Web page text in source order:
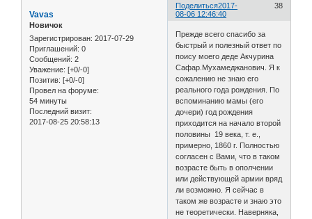
Поделиться 38
2017-
08-06 12:46:40
Vavas
Новичок
Зарегистрирован: 2017-07-29
Приглашений: 0
Сообщений: 2
Уважение: [+0/-0]
Позитив: [+0/-0]
Провел на форуме:
54 минуты
Последний визит:
2017-08-25 20:58:13
Прежде всего спасибо за
быстрый и полезный ответ по
поису моего деде Акчурина
Сафар.Мухамеджанович. Я к
сожалению не знаю его
реального года рождения. По
вспоминанию мамы (его
дочери) год рождения
приходится на начало второй
половины 19 века, т. е.,
примерно, 1860 г. Полностью
согласен с Вами, что в таком
возрасте быть в ополчении
или действующей армии вряд
ли возможно. Я сейчас в
таком же возрасте и знаю это
не теоретически. Наверняка,